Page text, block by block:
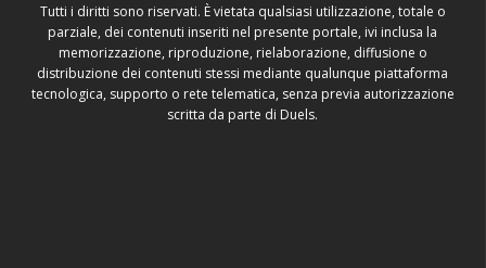
Tutti i diritti sono riservati. È vietata qualsiasi utilizzazione, totale o
parziale, dei contenuti inseriti nel presente portale, ivi inclusa la
memorizzazione, riproduzione, rielaborazione, diffusione o
distribuzione dei contenuti stessi mediante qualunque piattaforma
tecnologica, supporto o rete telematica, senza previa autorizzazione
scritta da parte di Duels.